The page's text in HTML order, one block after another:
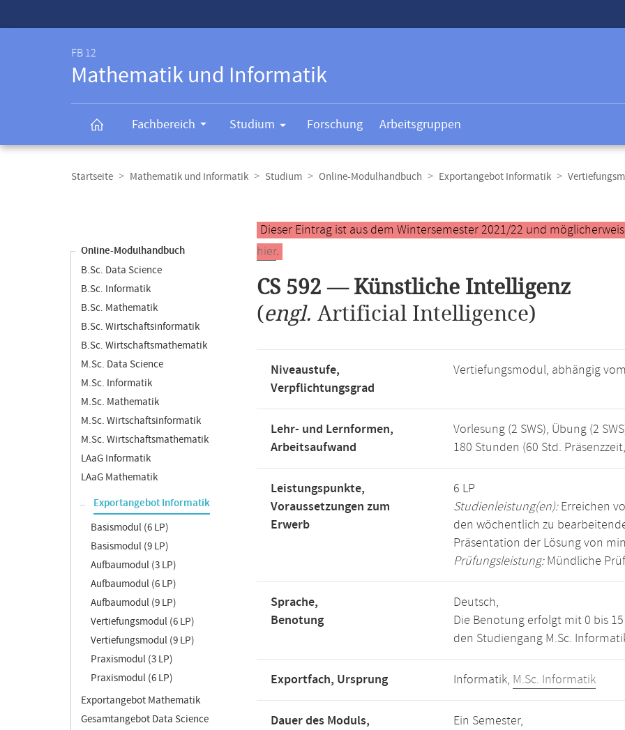
FB 12
Mathematik und Informatik
Fachbereich Studium Forschung Arbeitsgruppen
Navigation
Startseite Mathematik und Informatik Studium Online-Modulhandbuch Exportangebot Informatik
Online-Modulhandbuch
B.Sc. Data Science
B.Sc. Informatik
B.Sc. Mathematik
B.Sc. Wirtschaftsinformatik
B.Sc. Wirtschaftsmathematik
M.Sc. Data Science
M.Sc. Informatik
M.Sc. Mathematik
M.Sc. Wirtschaftsinformatik
M.Sc. Wirtschaftsmathematik
LAaG Informatik
LAaG Mathematik
Exportangebot Informatik
Basismodul (6 LP)
Basismodul (9 LP)
Aufbaumodul (3 LP)
Aufbaumodul (6 LP)
Aufbaumodul (9 LP)
Vertiefungsmodul (6 LP)
Vertiefungsmodul (9 LP)
Praxismodul (3 LP)
Praxismodul (6 LP)
Exportangebot Mathematik
Gesamtangebot Data Science
Hauptinhalt
Dieser Eintrag ist aus dem Wintersemester 2021/22 und
hier.
CS 592 — Künstliche Intelligenz
(engl. Artificial Intelligence)
Niveaustufe,
Verpflichtungsgrad
Vertiefungsmodul, abhängig
Lehr- und Lernformen,
Arbeitsaufwand
Vorlesung (2 SWS), Übung (2
180 Stunden (60 Std.
Leistungspunkte,
Voraussetzungen zum
Erwerb
6 LP
Studienleistung(en):Erreichen
den wöchentlich zu
Präsentation der Lösung von
Prüfungsleistung:Mündliche
Sprache,
Benotung
Deutsch,
Die Benotung erfolgt mit 0 bis
den Studiengang M.Sc.
Exportfach, Ursprung Informatik, M.Sc. Informatik
Dauer des Moduls,
Ein Semester,